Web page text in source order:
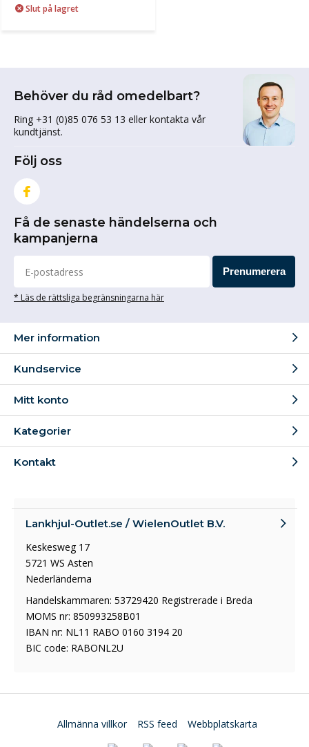
Slut på lagret
Behöver du råd omedelbart?
Ring +31 (0)85 076 53 13 eller kontakta vår
kundtjänst.
Följ oss
Få de senaste händelserna och
kampanjerna
Prenumerera
* Läs de rättsliga begränsningarna här
Mer information
Kundservice
Mitt konto
Kategorier
Kontakt
Lankhjul-Outlet.se / WielenOutlet B.V.
Keskesweg 17
5721 WS Asten
Nederländerna
Handelskammaren: 53729420 Registrerade i Breda
MOMS nr: 850993258B01
IBAN nr: NL11 RABO 0160 3194 20
BIC code: RABONL2U
Allmänna villkor RSS feed Webbplatskarta